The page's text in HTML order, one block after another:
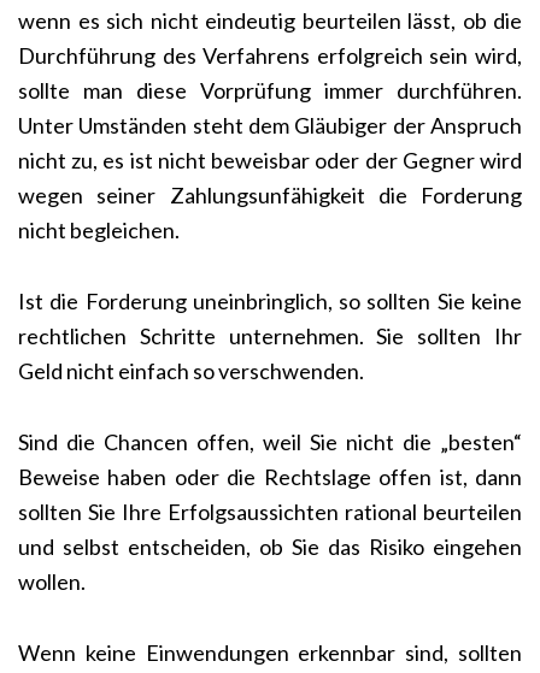
wenn es sich nicht eindeutig beurteilen lässt, ob die
Durchführung des Verfahrens erfolgreich sein wird,
sollte man diese Vorprüfung immer durchführen.
Unter Umständen steht dem Gläubiger der Anspruch
nicht zu, es ist nicht beweisbar oder der Gegner wird
wegen seiner Zahlungsunfähigkeit die Forderung
nicht begleichen.
Ist die Forderung uneinbringlich, so sollten Sie keine
rechtlichen Schritte unternehmen. Sie sollten Ihr
Geld nicht einfach so verschwenden.
Sind die Chancen offen, weil Sie nicht die „besten“
Beweise haben oder die Rechtslage offen ist, dann
sollten Sie Ihre Erfolgsaussichten rational beurteilen
und selbst entscheiden, ob Sie das Risiko eingehen
wollen.
Wenn keine Einwendungen erkennbar sind, sollten